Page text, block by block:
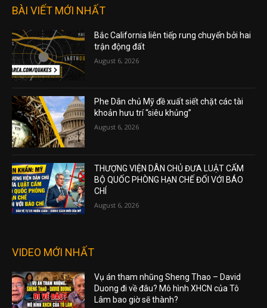
BÀI VIẾT MỚI NHẤT
Bắc California liên tiếp rung chuyển bởi hai
trận động đất
August 6, 2026
Phe Dân chủ Mỹ đề xuất siết chặt các tài
khoản hưu trí “siêu khủng”
August 6, 2026
THƯỢNG VIỆN DÂN CHỦ ĐƯA LUẬT CẤM
BỘ QUỐC PHÒNG HẠN CHẾ ĐỐI VỚI BÁO
CHÍ
August 6, 2026
VIDEO MỚI NHẤT
Vụ án tham nhũng Sheng Thao – David
Duong đi về đâu? Mô hình XHCN của Tô
Lâm bao giờ sẽ thành?